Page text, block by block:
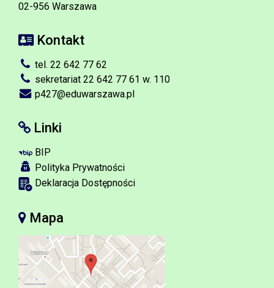
02-956 Warszawa
Kontakt
tel. 22 642 77 62
sekretariat 22 642 77 61 w. 110
p427@eduwarszawa.pl
Linki
BIP
Polityka Prywatności
Deklaracja Dostępności
Mapa